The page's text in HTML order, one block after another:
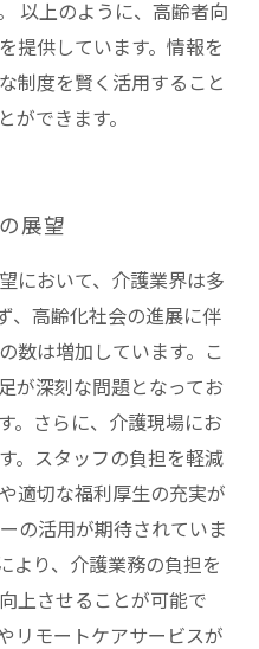
以上のように、高齢者向
提供しています。情報を
制度を賢く活用すること
ができます。
展望
において、介護業界は多
、高齢化社会の進展に伴
数は増加しています。こ
が深刻な問題となってお
。さらに、介護現場にお
。スタッフの負担を軽減
適切な福利厚生の充実が
の活用が期待されていま
より、介護業務の負担を
上させることが可能で
リモートケアサービスが